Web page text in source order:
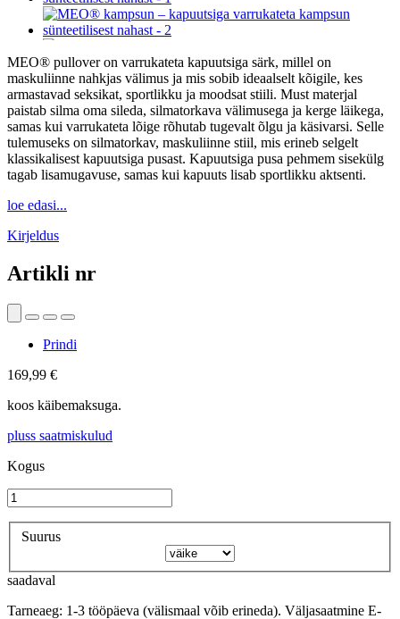
MEO® pullover on varrukateta kapuutsiga särk, millel on
maskuliinne nahkjas välimus ja mis sobib ideaalselt kõigile, kes
armastavad seksikat, sportlikku ja moodsat stiili. Must materjal
paistab silma oma sileda, silmatorkava välimusega ja kerge läikega,
samas kui varrukateta lõige rõhutab tugevalt õlgu ja käsivarsi. Selle
tulemuseks on silmatorkav, maskuliinne stiil, mis erineb selgelt
klassikalisest kapuutsiga pusast. Kapuutsiga pusa pehmem sisekülg
tagab lisamugavuse, samas kui kapuuts lisab sportlikku aktsenti.
loe edasi...
Kirjeldus
Artikli nr
Prindi
169,99 €
koos käibemaksuga.
pluss saatmiskulud
Kogus
Suurus
saadaval
Tarneaeg: 1-3 tööpäeva (välismaal võib erineda). Väljasaatmine E-